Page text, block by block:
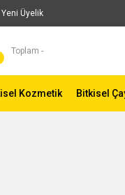
Yeni Üyelik
Toplam -
Kozmetik Bitkisel